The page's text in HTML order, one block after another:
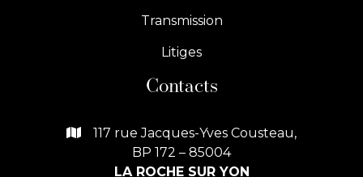
Transmission
Litiges
Contacts

117 rue Jacques-Yves Cousteau,
BP 172 – 85004
LA ROCHE SUR YON